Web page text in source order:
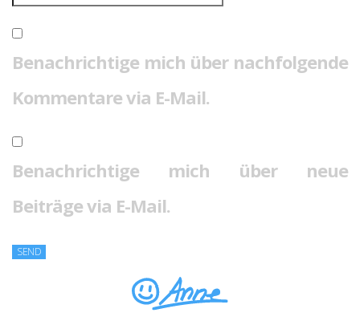
Benachrichtige mich über nachfolgende
Kommentare via E-Mail.
Benachrichtige mich über neue
Beiträge via E-Mail.